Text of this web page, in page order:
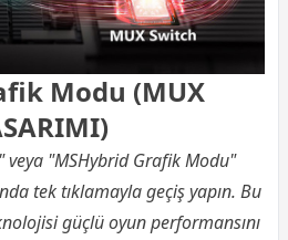
Modu (MUX
"MSHybrid Grafik Modu"
tek tıklamayla geçiş yapın. Bu
güçlü oyun performansını